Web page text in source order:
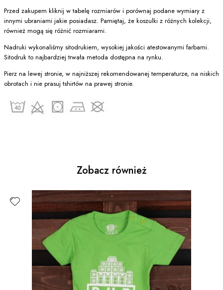
Przed zakupem kliknij w tabelę rozmiarów i porównaj podane wymiary z
innymi ubraniami jakie posiadasz. Pamiętaj, że koszulki z różnych kolekcji,
również mogą się różnić rozmiarami.
Nadruki wykonaliśmy sitodrukiem, wysokiej jakości atestowanymi farbami.
Sitodruk to najbardziej trwała metoda dostępna na rynku.
Pierz na lewej stronie, w najniższej rekomendowanej temperaturze, na niskich
obrotach i nie prasuj tshirtów na prawej stronie.
Zobacz również